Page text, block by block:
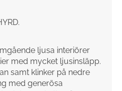
ljusa interiörer
med mycket ljusinsläpp.
samt klinker på nedre
med generösa